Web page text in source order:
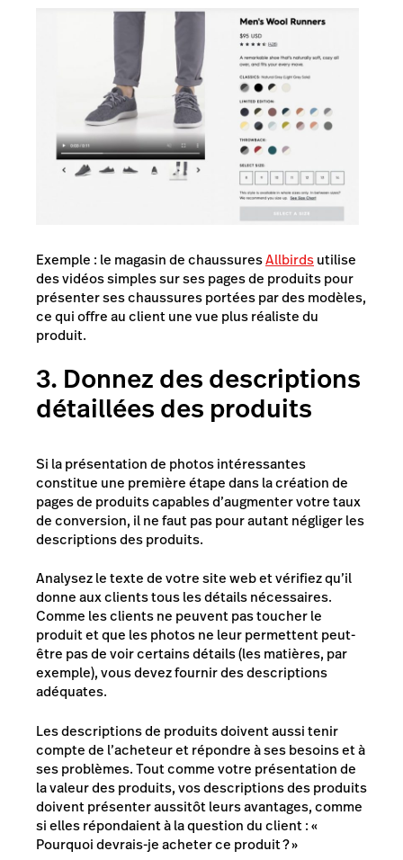
Exemple : le magasin de chaussuresAllbirdsutilise
des vidéos simples sur ses pages de produits pour
présenter ses chaussures portées par des modèles,
ce qui offre au client une vue plus réaliste du
produit.
3. Donnez des descriptions
détaillées des produits
Si la présentation de photos intéressantes
constitue une première étape dans la création de
pages de produits capables d’augmenter votre taux
de conversion, il ne faut pas pour autant négliger les
descriptions des produits.
Analysez le texte de votre site web et vérifiez qu’il
donne aux clients tous les détails nécessaires.
Comme les clients ne peuvent pas toucher le
produit et que les photos ne leur permettent peut-
être pas de voir certains détails (les matières, par
exemple), vous devez fournir des descriptions
adéquates.
Les descriptions de produits doivent aussi tenir
compte de l’acheteur et répondre à ses besoins et à
ses problèmes. Tout comme votre présentation de
la valeur des produits, vos descriptions des produits
doivent présenter aussitôt leurs avantages, comme
si elles répondaient à la question du client : «
Pourquoi devrais-je acheter ce produit ? »